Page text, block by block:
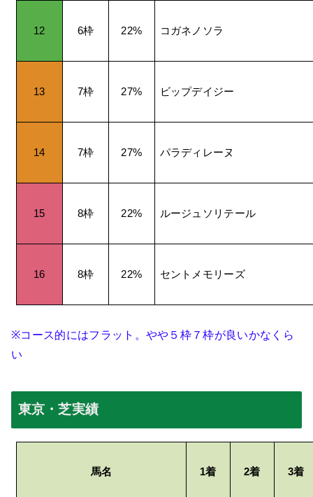
12 6枠 22% コガネノソラ
13 7枠 27% ビップデイジー
14 7枠 27% パラディレーヌ
15 8枠 22% ルージュソリテール
16 8枠 22% セントメモリーズ
※コース的にはフラット。やや５枠７枠が良いかなくら
い
東京・芝実績
馬名 1着 2着 3着